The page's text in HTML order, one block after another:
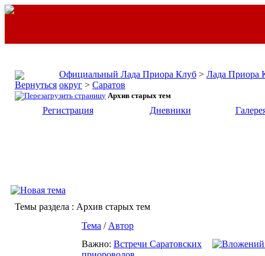
Официальный Лада Приора Клуб > Лада Приора
округ > Саратов
Архив старых тем
Регистрация Дневники
Темы раздела : Архив старых тем
Тема / Автор
Важно: Встречи Саратовских